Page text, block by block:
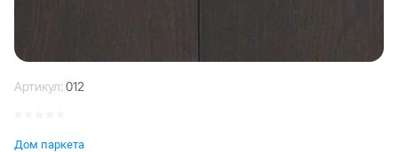
Артикул:012
Дом паркета